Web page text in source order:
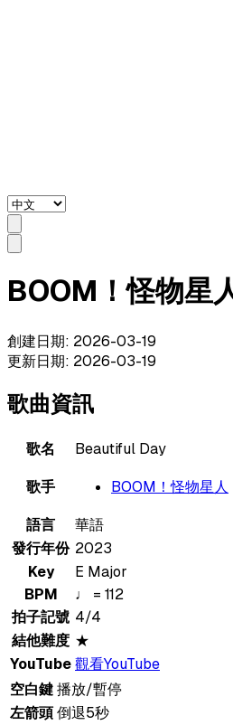
BOOM！怪物星
創建日期: 2026-03-19
更新日期: 2026-03-19
歌曲資訊
歌名
Beautiful Day
歌手
BOOM！怪物星人
語言
華語
發行年份 2023
Key
E Major
BPM
♩ = 112
拍子記號 4/4
結他難度 ★
YouTube觀看YouTube
空白鍵播放/暫停
左箭頭倒退5秒